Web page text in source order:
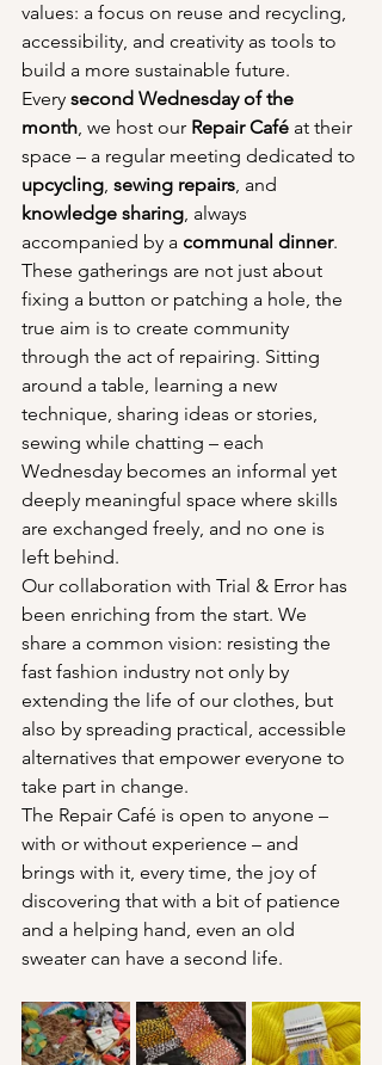
values: a focus on reuse and recycling,
accessibility, and creativity as tools to
build a more sustainable future.
Every second Wednesday of the
month, we host our Repair Café at their
space – a regular meeting dedicated to
upcycling, sewing repairs, and
knowledge sharing, always
accompanied by a communal dinner.
These gatherings are not just about
fixing a button or patching a hole, the
true aim is to create community
through the act of repairing. Sitting
around a table, learning a new
technique, sharing ideas or stories,
sewing while chatting – each
Wednesday becomes an informal yet
deeply meaningful space where skills
are exchanged freely, and no one is
left behind.
Our collaboration with Trial & Error has
been enriching from the start. We
share a common vision: resisting the
fast fashion industry not only by
extending the life of our clothes, but
also by spreading practical, accessible
alternatives that empower everyone to
take part in change.
The Repair Café is open to anyone –
with or without experience – and
brings with it, every time, the joy of
discovering that with a bit of patience
and a helping hand, even an old
sweater can have a second life.